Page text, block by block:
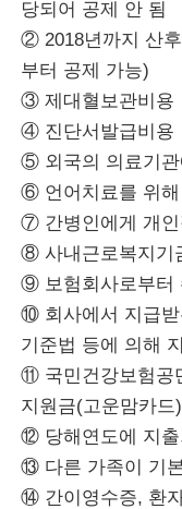
당되어 공제 안 됨
② 2018년까지 산
부터 공제 가능)
③ 제대혈보관비용
④ 진단서발급비용
⑤ 외국의 의료기
⑥ 언어치료를 위해
⑦ 간병인에게 개인
⑧ 사내근로복지기
⑨ 보험회사로부터
⑩ 회사에서 지급받
기준법 등에 의해
⑪ 국민건강보험공
지원금(고운맘카
⑫ 당해연도에 지출
⑬ 다른 가족이 기
⑭ 간이영수증, 환